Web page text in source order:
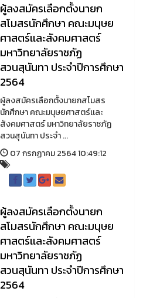
ผู้ลงสมัครเลือกตั้งนายก
สโมสรนักศึกษา คณะมนุษย
ศาสตร์เเละสังคมศาสตร์
มหาวิทยาลัยราชภัฏ
สวนสุนันทา ประจำปีการศึกษา
2564
ผู้ลงสมัครเลือกตั้งนายกสโมสร
นักศึกษา คณะมนุษยศาสตร์เเละ
สังคมศาสตร์ มหาวิทยาลัยราชภัฏ
สวนสุนันทา ประจำ ...
07 กรกฏาคม 2564 10:49:12
ผู้ลงสมัครเลือกตั้งนายก
สโมสรนักศึกษา คณะมนุษย
ศาสตร์เเละสังคมศาสตร์
มหาวิทยาลัยราชภัฏ
สวนสุนันทา ประจำปีการศึกษา
2564